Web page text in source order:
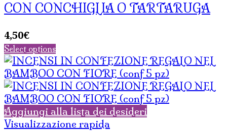
CON CONCHIGLIA O TARTARUGA
4,50€
Select options
Aggiungi alla lista dei desideri
Visualizzazione rapida